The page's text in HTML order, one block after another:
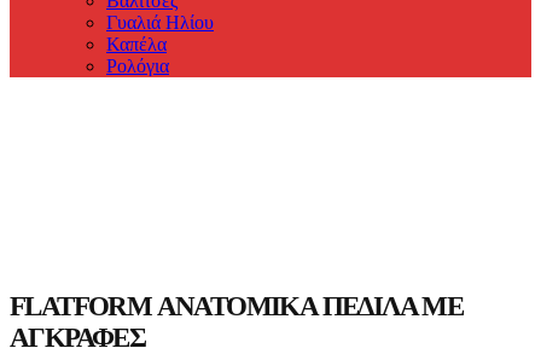
Γυαλιά Ηλίου
Καπέλα
Ρολόγια
FLATFORM ΑΝΑΤΟΜΙΚΆ ΠΈΔΙΛΑ ΜΕ
ΑΓΚΡΆΦΕΣ